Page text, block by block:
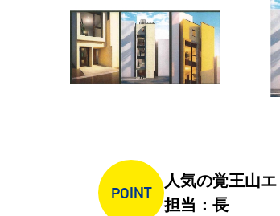
POINT
人気の覚王山
担当：長